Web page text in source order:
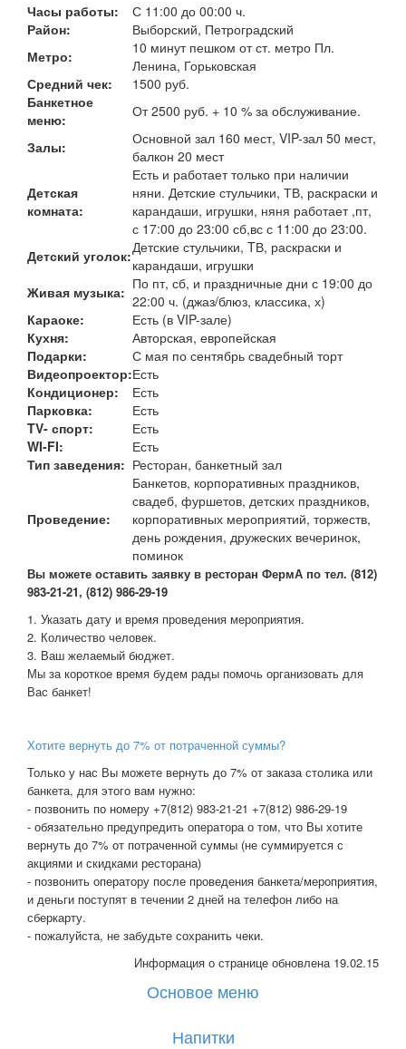
Часы работы:
С 11:00 до 00:00 ч.
Район:
Выборский, Петроградский
Метро:
10 минут пешком от ст. метро Пл.
Ленина, Горьковская
Средний чек:
1500 руб.
Банкетное
меню:
От 2500 руб. + 10 % за обслуживание.
Залы:
Основной зал 160 мест, VIP-зал 50 мест,
балкон 20 мест
Детская
комната:
Есть и работает только при наличии
няни. Детские стульчики, ТВ, раскраски и
карандаши, игрушки, няня работает ,пт,
с 17:00 до 23:00 сб,вс с 11:00 до 23:00.
Детский уголок:Детские стульчики, TВ, раскраски и
карандаши, игрушки
Живая музыка: По пт, сб, и праздничные дни с 19:00 до
22:00 ч. (джаз/блюз, классика, х)
Караоке:
Есть (в VIP-зале)
Кухня:
Авторская, европейская
Подарки:
С мая по сентябрь свадебный торт
Видеопроектор:Есть
Кондиционер:
Есть
Парковка:
Есть
TV- спорт:
Есть
WI-FI:
Есть
Тип заведения: Ресторан, банкетный зал
Проведение:
Банкетов, корпоративных праздников,
свадеб, фуршетов, детских праздников,
корпоративных мероприятий, торжеств,
день рождения, дружеских вечеринок,
поминок
Вы можете оставить заявку в ресторан ФермА по тел. (812)
983-21-21, (812) 986-29-19
1. Указать дату и время проведения мероприятия.
2. Количество человек.
3. Ваш желаемый бюджет.
Мы за короткое время будем рады помочь организовать для
Вас банкет!
Хотите вернуть до 7% от потраченной суммы?
Только у нас Вы можете вернуть до 7% от заказа столика или
банкета, для этого вам нужно:
- позвонить по номеру +7(812) 983-21-21 +7(812) 986-29-19
- обязательно предупредить оператора о том, что Вы хотите
вернуть до 7% от потраченной суммы (не суммируется с
акциями и скидками ресторана)
- позвонить оператору после проведения банкета/мероприятия,
и деньги поступят в течении 2 дней на телефон либо на
сберкарту.
- пожалуйста, не забудьте сохранить чеки.
Информация о странице обновлена 19.02.15
Основое меню
Напитки